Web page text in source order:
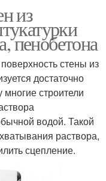
из
пенобетона
стены из
достаточно
строители
водой. Такой
раствора,
сцепление.